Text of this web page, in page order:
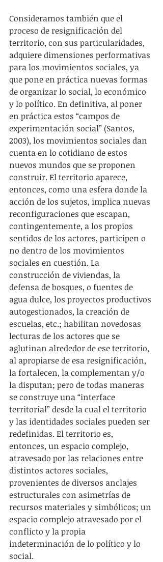
Consideramos también que el
proceso de resignificación del
territorio, con sus particularidades,
adquiere dimensiones performativas
para los movimientos sociales, ya
que pone en práctica nuevas formas
de organizar lo social, lo económico
y lo político. En definitiva, al poner
en práctica estos “campos de
experimentación social” (Santos,
2003), los movimientos sociales dan
cuenta en lo cotidiano de estos
nuevos mundos que se proponen
construir. El territorio aparece,
entonces, como una esfera donde la
acción de los sujetos, implica nuevas
reconfiguraciones que escapan,
contingentemente, a los propios
sentidos de los actores, participen o
no dentro de los movimientos
sociales en cuestión. La
construcción de viviendas, la
defensa de bosques, o fuentes de
agua dulce, los proyectos productivos
autogestionados, la creación de
escuelas, etc.; habilitan novedosas
lecturas de los actores que se
aglutinan alrededor de ese territorio,
al apropiarse de esa resignificación,
la fortalecen, la complementan y/o
la disputan; pero de todas maneras
se construye una “interface
territorial” desde la cual el territorio
y las identidades sociales pueden ser
redefinidas. El territorio es,
entonces, un espacio complejo,
atravesado por las relaciones entre
distintos actores sociales,
provenientes de diversos anclajes
estructurales con asimetrías de
recursos materiales y simbólicos; un
espacio complejo atravesado por el
conflicto y la propia
indeterminación de lo político y lo
social.